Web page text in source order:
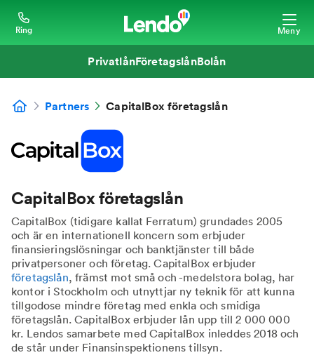
Ring Meny
PrivatlånFöretagslånBolån
Partners CapitalBox företagslån
CapitalBox företagslån
CapitalBox (tidigare kallat Ferratum) grundades 2005
och är en internationell koncern som erbjuder
finansieringslösningar och banktjänster till både
privatpersoner och företag. CapitalBox erbjuder
företagslån, främst mot små och -medelstora bolag, har
kontor i Stockholm och utnyttjar ny teknik för att kunna
tillgodose mindre företag med enkla och smidiga
företagslån. CapitalBox erbjuder lån upp till 2 000 000
kr. Lendos samarbete med CapitalBox inleddes 2018 och
de står under Finansinspektionens tillsyn.